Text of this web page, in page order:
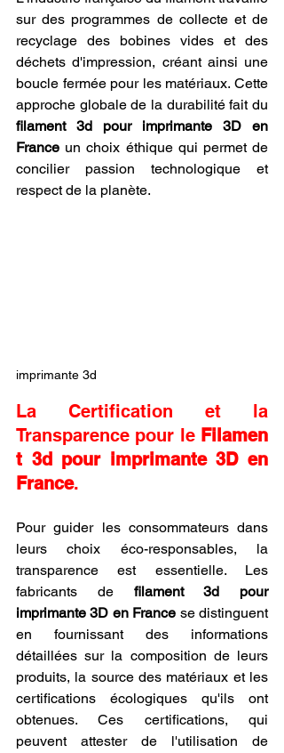
sur des programmes de collecte et de
recyclage des bobines vides et des
déchets d'impression, créant ainsi une
boucle fermée pour les matériaux. Cette
filament 3d pour imprimante 3D en
France un choix éthique qui permet de
concilier passion technologique et
respect de la planète.
imprimante 3d
La Certification et la
Transparence pour le Filamen
t 3d pour imprimante 3D en
France.
Pour guider les consommateurs dans
leurs choix éco-responsables, la
transparence est essentielle. Les
fabricants de filament 3d pour
imprimante 3D en France se distinguent
en fournissant des informations
détaillées sur la composition de leurs
produits, la source des matériaux et les
certifications écologiques qu'ils ont
obtenues. Ces certifications, qui
peuvent attester de l'utilisation de